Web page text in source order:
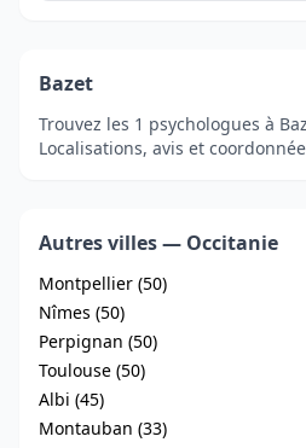
Bazet
Trouvez les 1 psychologues à
Localisations, avis et
Autres villes — Occitanie
Montpellier (50)
Nîmes (50)
Perpignan (50)
Toulouse (50)
Albi (45)
Montauban (33)